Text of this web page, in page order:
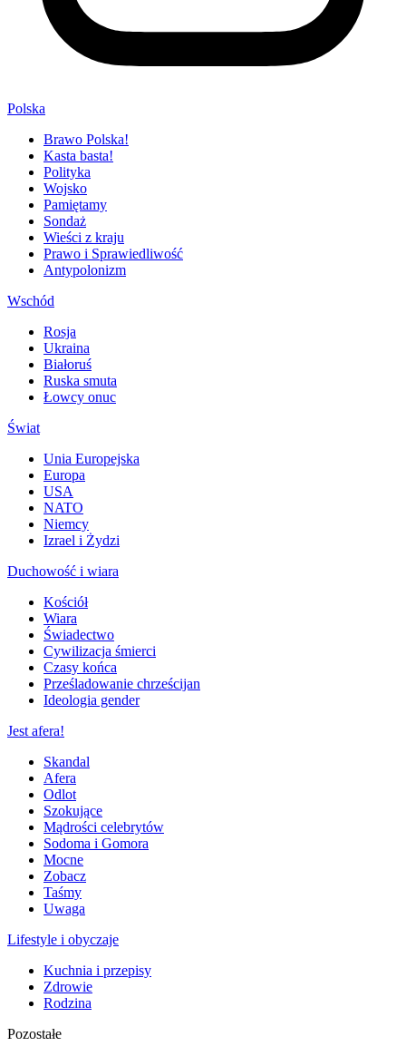
Polska
Brawo Polska!
Kasta basta!
Polityka
Wojsko
Pamiętamy
Sondaż
Wieści z kraju
Prawo i Sprawiedliwość
Antypolonizm
Wschód
Rosja
Ukraina
Białoruś
Ruska smuta
Łowcy onuc
Świat
Unia Europejska
Europa
USA
NATO
Niemcy
Izrael i Żydzi
Duchowość i wiara
Kościół
Wiara
Świadectwo
Cywilizacja śmierci
Czasy końca
Prześladowanie chrześcijan
Ideologia gender
Jest afera!
Skandal
Afera
Odlot
Szokujące
Mądrości celebrytów
Sodoma i Gomora
Mocne
Zobacz
Taśmy
Uwaga
Lifestyle i obyczaje
Kuchnia i przepisy
Zdrowie
Rodzina
Pozostałe